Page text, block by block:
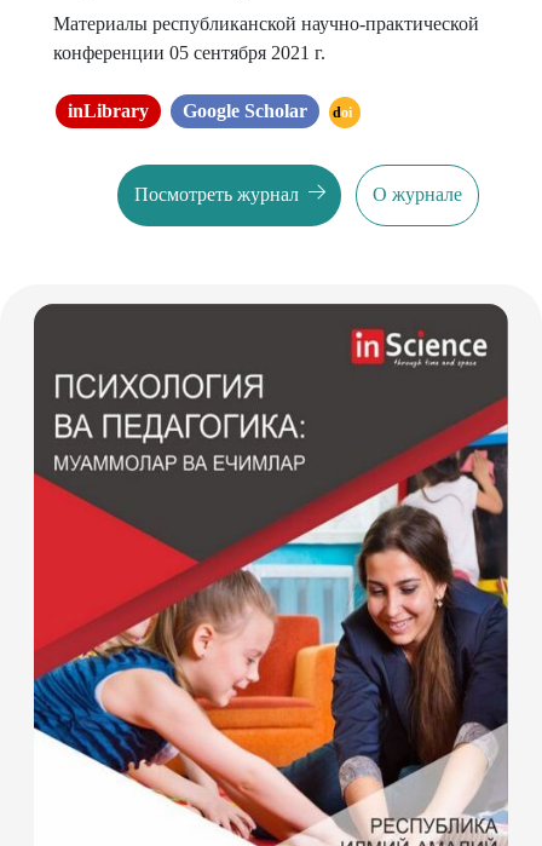
Материалы республиканской научно-практической
конференции 05 сентября 2021 г.
inLibrary Google Scholar doi
Посмотреть журнал О журнале